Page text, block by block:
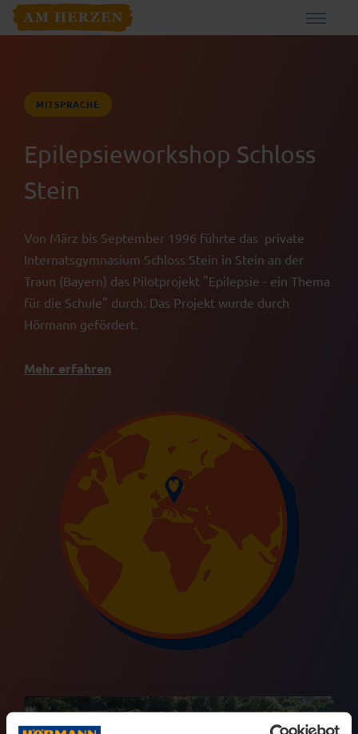
MITSPRACHE
Epilepsieworkshop Schloss
Stein
Von März bis September 1996 führte das private
Internatsgymnasium Schloss Stein in Stein an der
Traun (Bayern) das Pilotprojekt "Epilepsie - ein Thema
für die Schule" durch. Das Projekt wurde durch
Hörmann gefördert.
Mehr erfahren